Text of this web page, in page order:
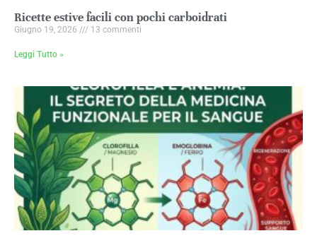
Ricette estive facili con pochi carboidrati
Giugno 19, 2026 13 commenti
Leggi Tutto »